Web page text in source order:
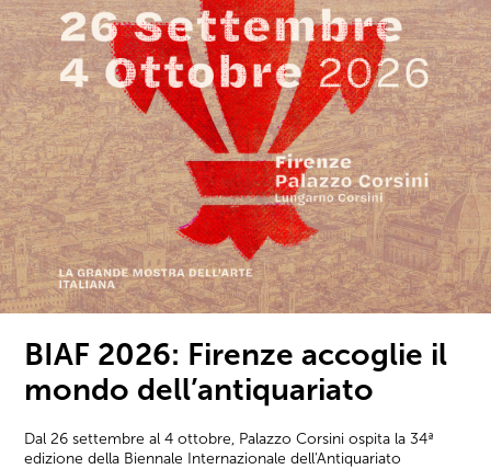
BIAF 2026: Firenze accoglie il
mondo dell’antiquariato
Dal 26 settembre al 4 ottobre, Palazzo Corsini ospita la 34ª
edizione della Biennale Internazionale dell'Antiquariato